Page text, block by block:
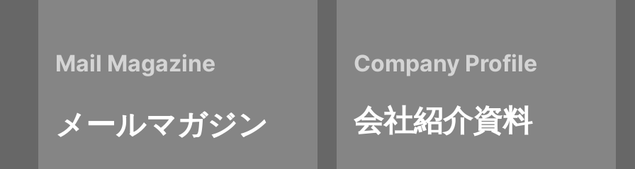
Mail Magazine
メールマガジン
Company Profile
会社紹介資料